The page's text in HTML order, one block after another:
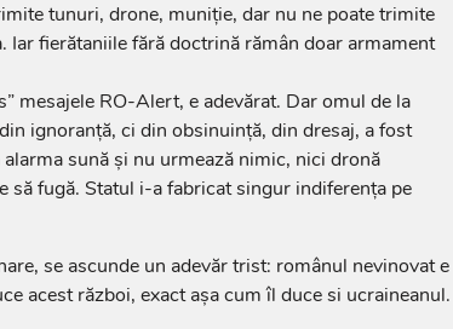
tunuri, drone, muniție, dar nu ne poate trimite
Iar fierătaniile fără doctrină rămân doar armament
mesajele RO-Alert, e adevărat. Dar omul de la
ignoranță, ci din obsinuință, din dresaj, a fost
sună și nu urmează nimic, nici dronă
să fugă. Statul i-a fabricat singur indiferența pe
se ascunde un adevăr trist: românul nevinovat e
acest război, exact așa cum îl duce si ucraineanul.